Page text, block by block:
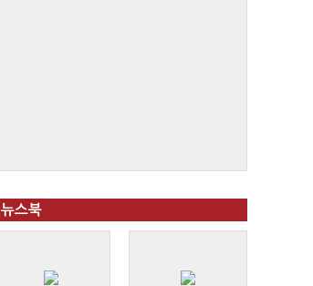
뉴스북